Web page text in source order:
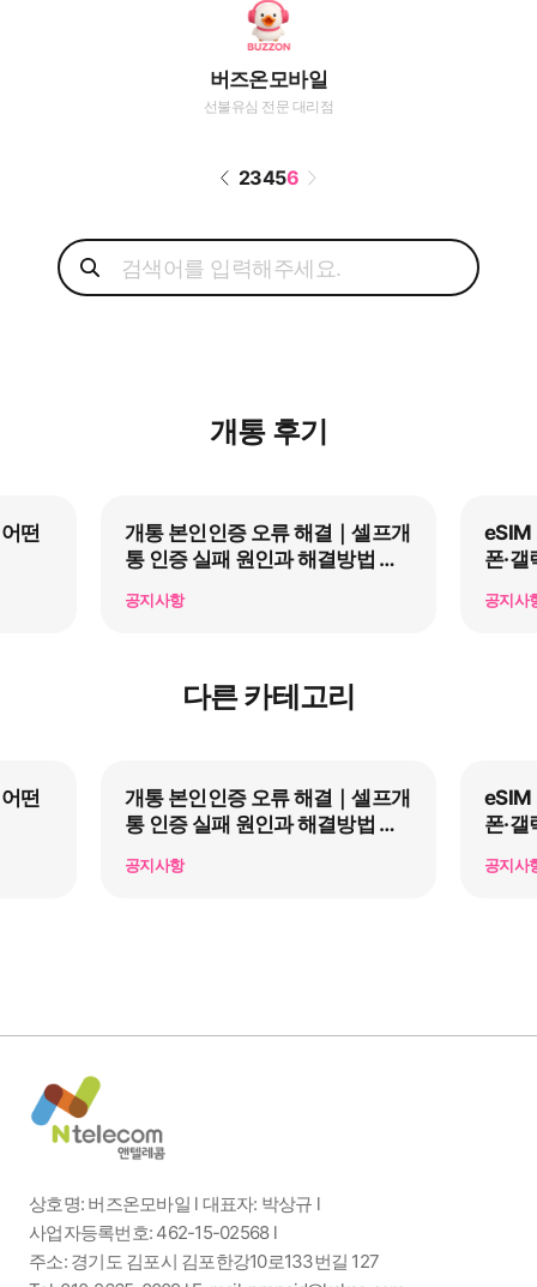
버즈온모바일
선불유심 전문 대리점
23456
개통 후기
떤
개통 본인인증 오류 해결｜셀프개
통 인증 실패 원인과 해결방법 총
공지사항
eSIM
폰·
공지사
다른 카테고리
떤
개통 본인인증 오류 해결｜셀프개
통 인증 실패 원인과 해결방법 총
공지사항
eSIM
폰·
공지사
상호명: 버즈온모바일 l 대표자: 박상규 l
사업자등록번호: 462-15-02568 l
주소: 경기도 김포시 김포한강10로133번길 127